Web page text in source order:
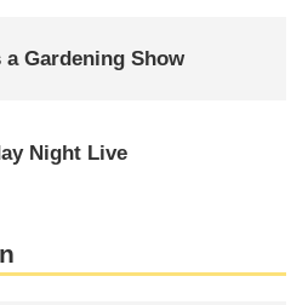
a Gardening Show
Night Live